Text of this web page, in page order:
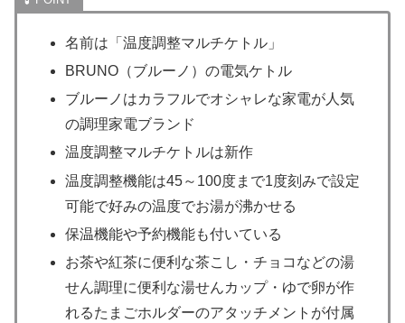
名前は「温度調整マルチケトル」
BRUNO（ブルーノ）の電気ケトル
ブルーノはカラフルでオシャレな家電が人気
の調理家電ブランド
温度調整マルチケトルは新作
温度調整機能は45～100度まで1度刻みで設定
可能で好みの温度でお湯が沸かせる
保温機能や予約機能も付いている
お茶や紅茶に便利な茶こし・チョコなどの湯
せん調理に便利な湯せんカップ・ゆで卵が作
れるたまごホルダーのアタッチメントが付属